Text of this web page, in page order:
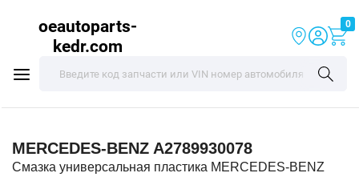
oeautoparts-
kedr.com
0
MERCEDES-BENZ A2789930078
Смазка универсальная пластика MERCEDES-BENZ